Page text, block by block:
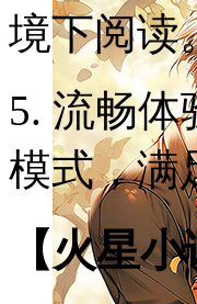
境下阅读
5. 流畅
模式，满
【火星